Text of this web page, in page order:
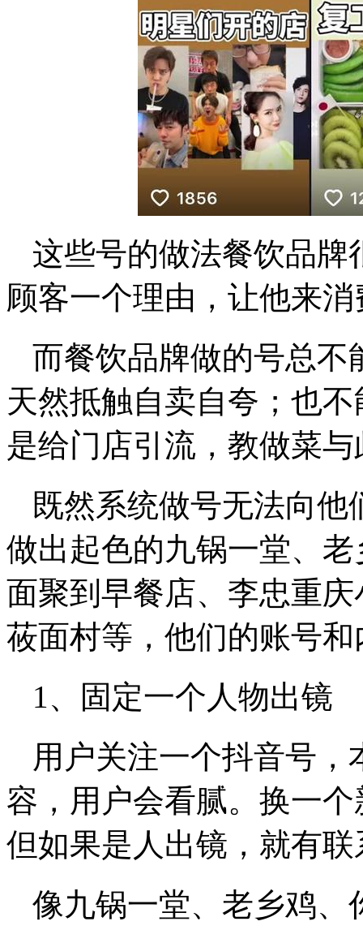
这些号的做法餐饮品牌
顾客一个理由，让他来
而餐饮品牌做的号总不
天然抵触自卖自夸；也
是给门店引流，教做菜
既然系统做号无法向
做出起色的九锅一堂、
面聚到早餐店、李忠重
莜面村等，他们的账号
1、固定一个人物出镜
用户关注一个抖音号
容，用户会看腻。换一
但如果是人出镜，就有联
像九锅一堂、老乡鸡、